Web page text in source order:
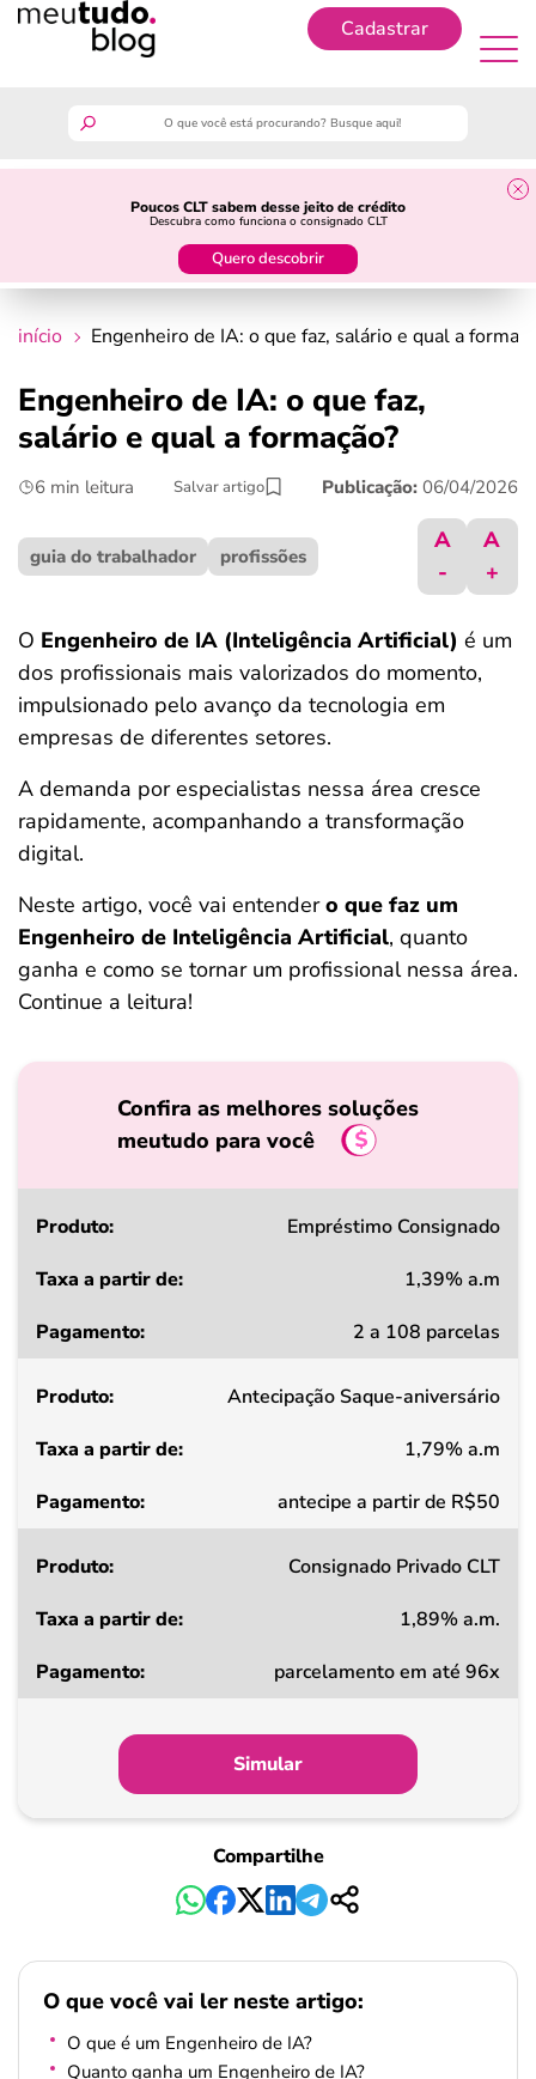
Cadastrar
Poucos CLT sabem desse jeito de crédito
Descubra como funciona o consignado CLT
Quero descobrir
guia do trabalhador
crédito fácil
últimas notícias
ferramentas
início Engenheiro de IA: o que faz, salário e qual a
Engenheiro de IA: o que faz,
salário e qual a formação?
6 min leitura Salvar artigo Publicação: 06/04/2026
guia do trabalhador profissões
A
-
A
+
O Engenheiro de IA (Inteligência Artificial) é um
dos profissionais mais valorizados do momento,
impulsionado pelo avanço da tecnologia em
empresas de diferentes setores.
A demanda por especialistas nessa área cresce
rapidamente, acompanhando a transformação
digital.
Neste artigo, você vai entendero que faz um
Engenheiro de Inteligência Artificial, quanto
ganha e como se tornar um profissional nessa área.
Continue a leitura!
Confira as melhores soluções
meutudo para você
Produto
a
de
Pagamento
Empréstimo Consignado
1,39% a.m
2 a 108 parcelas
Antecipação Saque-aniversário
1,79% a.m
antecipe a partir de R$50
Consignado Privado CLT
1,89% a.m.
parcelamento em até 96x
Simular
Compartilhe
O que você vai ler neste artigo:
O que é um Engenheiro de IA?
Quanto ganha um Engenheiro de IA?